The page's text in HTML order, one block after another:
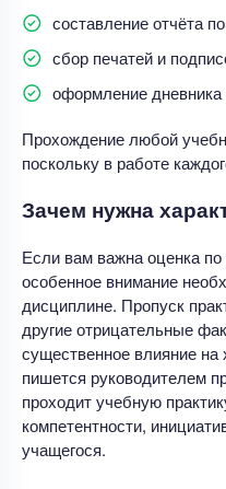
составление отчёта
сбор печатей и
оформление дневника
Прохождение любой
поскольку в работе
Зачем нужна
Если вам важна оценка по
особенное внимание
дисциплине. Пропуск
другие отрицательные
существенное влияние на
пишется руководителем
проходит учебную
компетентности,
учащегося.